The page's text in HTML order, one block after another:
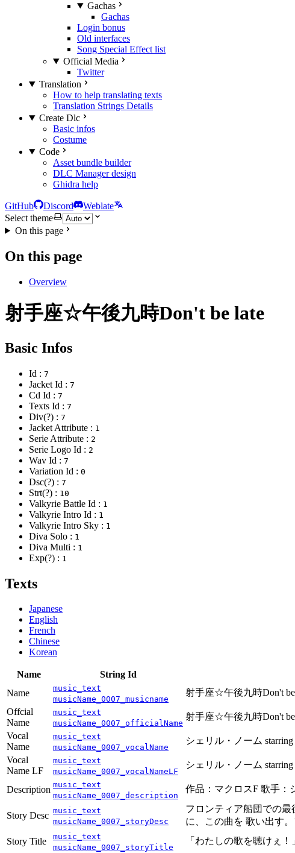
Gachas
Gachas
Login bonus
Old interfaces
Song Special Effect list
Official Media
Twitter
Translation
How to help translating texts
Translation Strings Details
Create Dlc
Basic infos
Costume
Code
Asset bundle builder
DLC Manager design
Ghidra help
GitHub Discord
Weblate
Select theme
On this page
On this page
Overview
射手座☆午後九時Don't be late
Basic Infos
Id : 7
Jacket Id : 7
Cd Id : 7
Texts Id : 7
Div(?) : 7
Jacket Attribute : 1
Serie Attribute : 2
Serie Logo Id : 2
Wav Id : 7
Variation Id : 0
Dsc(?) : 7
Strt(?) : 10
Valkyrie Battle Id : 1
Valkyrie Intro Id : 1
Valkyrie Intro Sky : 1
Diva Solo : 1
Diva Multi : 1
Exp(?) : 1
Texts
Japanese
English
French
Chinese
Korean
Name String Id
Name
music_text
musicName_0007_musicname
射手座☆午後九時Don't be
Offcial
Name
music_text
musicName_0007_officialName
射手座☆午後九時Don't be
Vocal
Name
music_text
musicName_0007_vocalName
シェリル・ノーム
Vocal
Name LF
music_text
musicName_0007_vocalNameLF
シェリル・ノーム
Description music_text
musicName_0007_description
作品：マクロスF 歌手：
Story Desc music_text
musicName_0007_storyDesc
フロンティア船団での
に、この曲を 歌い出す
Story Title
music_text
musicName_0007_storyTitle
「わたしの歌を聴けぇ！